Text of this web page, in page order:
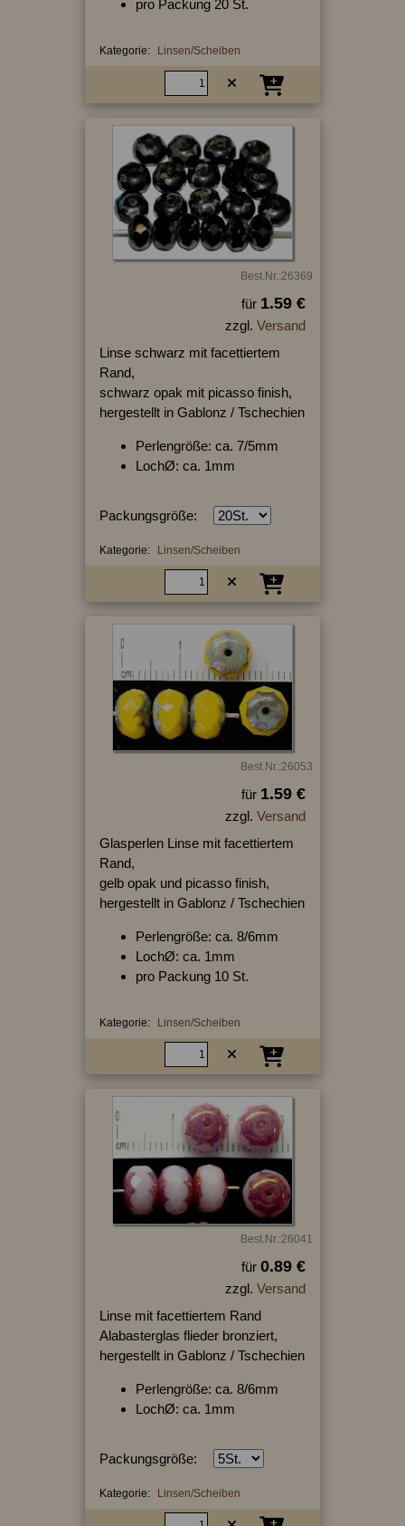
pro Packung 20 St.
Kategorie: Linsen/Scheiben
Best.Nr.:26369
für 1.59 €
zzgl. Versand
Linse schwarz mit facettiertem
Rand,
schwarz opak mit picasso finish,
hergestellt in Gablonz / Tschechien
Perlengröße: ca. 7/5mm
LochØ: ca. 1mm
Packungsgröße:
Kategorie: Linsen/Scheiben
Best.Nr.:26053
für 1.59 €
zzgl. Versand
Glasperlen Linse mit facettiertem
Rand,
gelb opak und picasso finish,
hergestellt in Gablonz / Tschechien
Perlengröße: ca. 8/6mm
LochØ: ca. 1mm
pro Packung 10 St.
Kategorie: Linsen/Scheiben
Best.Nr.:26041
für 0.89 €
zzgl. Versand
Linse mit facettiertem Rand
Alabasterglas flieder bronziert,
hergestellt in Gablonz / Tschechien
Perlengröße: ca. 8/6mm
LochØ: ca. 1mm
Packungsgröße:
Kategorie: Linsen/Scheiben